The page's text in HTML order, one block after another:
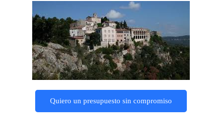
Quiero un presupuesto sin compromiso